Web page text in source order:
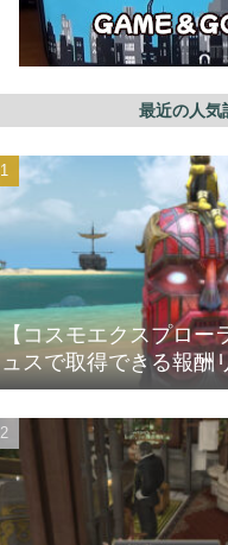
最近の人気
【コスモエクスプロー
ュスで取得できる報酬